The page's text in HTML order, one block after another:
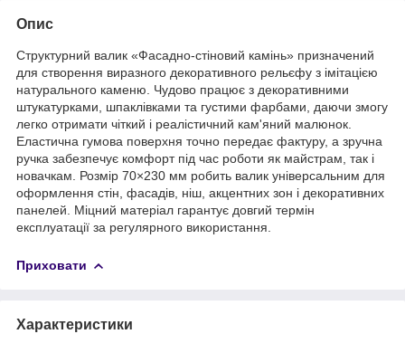
Опис
Структурний валик «Фасадно-стіновий камінь» призначений
для створення виразного декоративного рельєфу з імітацією
натурального каменю. Чудово працює з декоративними
штукатурками, шпаклівками та густими фарбами, даючи змогу
легко отримати чіткий і реалістичний кам'яний малюнок.
Еластична гумова поверхня точно передає фактуру, а зручна
ручка забезпечує комфорт під час роботи як майстрам, так і
новачкам. Розмір 70×230 мм робить валик універсальним для
оформлення стін, фасадів, ніш, акцентних зон і декоративних
панелей. Міцний матеріал гарантує довгий термін
експлуатації за регулярного використання.
Приховати
Характеристики